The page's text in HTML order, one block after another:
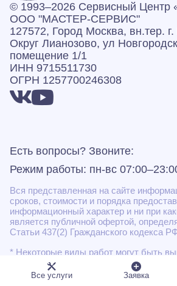
© 1993–2026 Сервисный Центр
ООО "МАСТЕР-СЕРВИС"
127572, Город Москва, вн.тер.
Округ Лианозово, ул
помещение 1/1
ИНН 9715511730
ОГРН 1257700246308
Есть вопросы? Звоните:
Режим работы: пн-вс
Вся представленная на сайте
сроков, стоимости и порядка
информационный характер и ни при
является публичной офертой,
Статьи 437(2) Гражданского кодекса
* Некоторые виды работ могут быть
подрядными организациями
Все услуги Заявка